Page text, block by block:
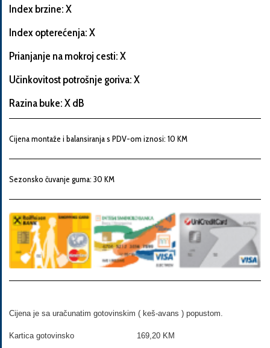
automobila
Snaga
motora
Godina
proizvodnje
Index brzine: X
Index opterećenja: X
Prianjanje na mokroj cesti: X
Učinkovitost potrošnje goriva: X
Razina buke: X dB
Cijena montaže i balansiranja s PDV-om iznosi: 10 KM
Sezonsko čuvanje guma: 30 KM
Cijena je sa uračunatim gotovinskim ( keš-avans ) popustom.
Kartica gotovinsko 169,20 KM